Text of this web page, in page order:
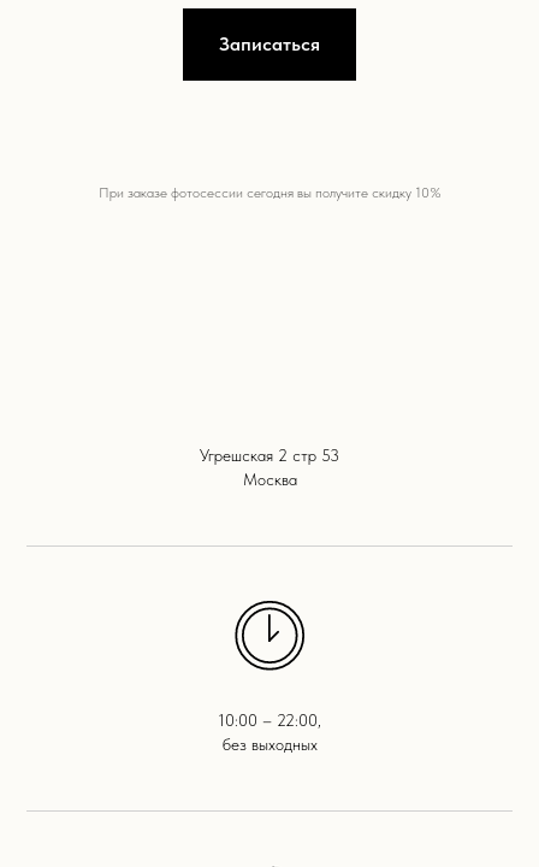
Записаться
При заказе фотосессии сегодня вы получите скидку 10%
Угрешская 2 стр 53
Москва
10:00 – 22:00,
без выходных